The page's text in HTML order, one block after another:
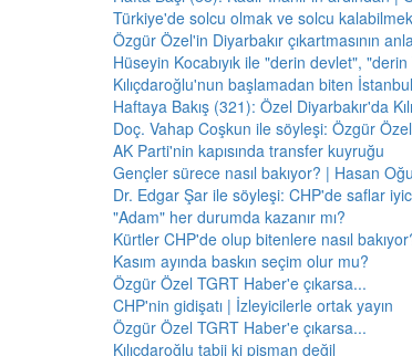
Türkiye'de solcu olmak ve solcu
Özgür Özel'in Diyarbakır çıkartmasının
Hüseyin Kocabıyık ile "derin devlet",
Kılıçdaroğlu'nun başlamadan biten
Haftaya Bakış (321): Özel Diyarbakır'da
Doç. Vahap Coşkun ile söyleşi: Özgür
AK Parti'nin kapısında transfer kuyruğu
Gençler sürece nasıl bakıyor? | Hasan
Dr. Edgar Şar ile söyleşi: CHP'de saflar
"Adam" her durumda kazanır mı?
Kürtler CHP'de olup bitenlere nasıl
Kasım ayında baskın seçim olur mu?
Özgür Özel TGRT Haber'e çıkarsa...
CHP'nin gidişatı | İzleyicilerle ortak yayın
Özgür Özel TGRT Haber'e çıkarsa...
Kılıçdaroğlu tabii ki pişman değil